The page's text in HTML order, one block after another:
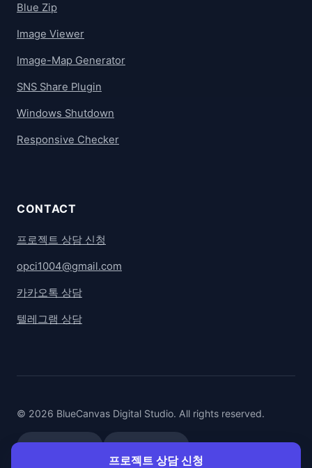
프로젝트 상담 신청
Blue Zip
Image Viewer
Image-Map Generator
SNS Share Plugin
Windows Shutdown
Responsive Checker
CONTACT
프로젝트 상담 신청
opci1004@gmail.com
카카오톡 상담
텔레그램 상담
© 2026 BlueCanvas Digital Studio. All rights reserved.